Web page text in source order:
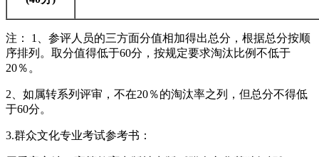
注： 1、参评人员的三方面分值相加得出总分，根据总分按顺
序排列。取分值得低于60分，按规定要求淘汰比例不低于
20％。
2、如属转系列评审，不在20％的淘汰率之列，但总分不得低
于60分。
3.群众文化专业考试参考书：